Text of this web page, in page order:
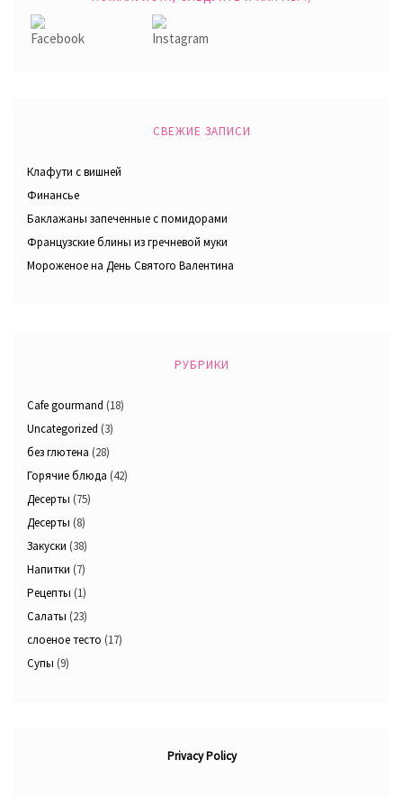
СВЕЖИЕ ЗАПИСИ
Клафути с вишней
Финансье
Баклажаны запеченные с помидорами
Французские блины из гречневой муки
Мороженое на День Святого Валентина
РУБРИКИ
Cafe gourmand (18)
Uncategorized (3)
без глютена (28)
Горячие блюда (42)
Десерты (75)
Десерты (8)
Закуски (38)
Напитки (7)
Рецепты (1)
Салаты (23)
слоеное тесто (17)
Супы (9)
Privacy Policy